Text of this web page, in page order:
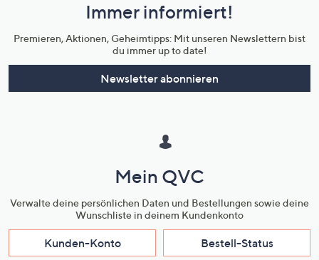
Unternehmensinformationen
Immer informiert!
Premieren, Aktionen, Geheimtipps: Mit unseren Newslettern bist
du immer up to date!
Newsletter abonnieren
Mein QVC
Verwalte deine persönlichen Daten und Bestellungen sowie deine
Wunschliste in deinem Kundenkonto
Kunden-Konto Bestell-Status